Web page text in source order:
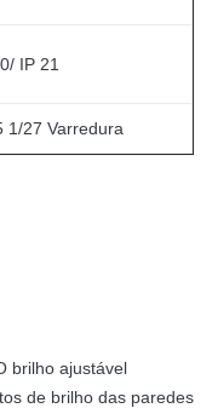
IP 21
1/27 Varredura
brilho ajustável
de brilho das paredes